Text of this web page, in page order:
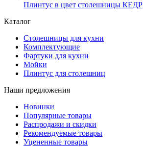
Плинтус в цвет столешницы КЕДР
Каталог
Столешницы для кухни
Комплектующие
Фартуки для кухни
Мойки
Плинтус для столешниц
Наши предложения
Новинки
Популярные товары
Распродажи и скидки
Рекомендуемые товары
Уцененные товары